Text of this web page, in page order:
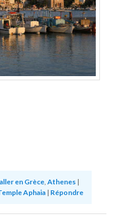
en Grèce, Athenes |
Aphaia | Répondre